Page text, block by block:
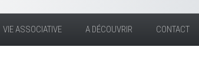
VIE ASSOCIATIVE A DÉCOUVRIR CONTACT